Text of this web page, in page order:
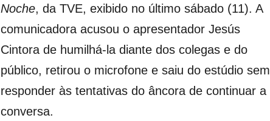
Noche, da TVE, exibido no último sábado (11). A
comunicadora acusou o apresentador Jesús
Cintora de humilhá-la diante dos colegas e do
público, retirou o microfone e saiu do estúdio sem
responder às tentativas do âncora de continuar a
conversa.